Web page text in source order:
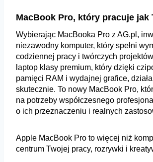
MacBook Pro, który pracuje jak
Wybierając MacBooka Pro z AG.pl,
niezawodny komputer, który spełni
codziennej pracy i twórczych
laptop klasy premium, który dzięki
pamięci RAM i wydajnej grafice,
skutecznie. To nowy MacBook Pro,
na potrzeby współczesnego
o ich przeznaczeniu i realnych
Apple MacBook Pro to więcej niż
centrum Twojej pracy, rozrywki i